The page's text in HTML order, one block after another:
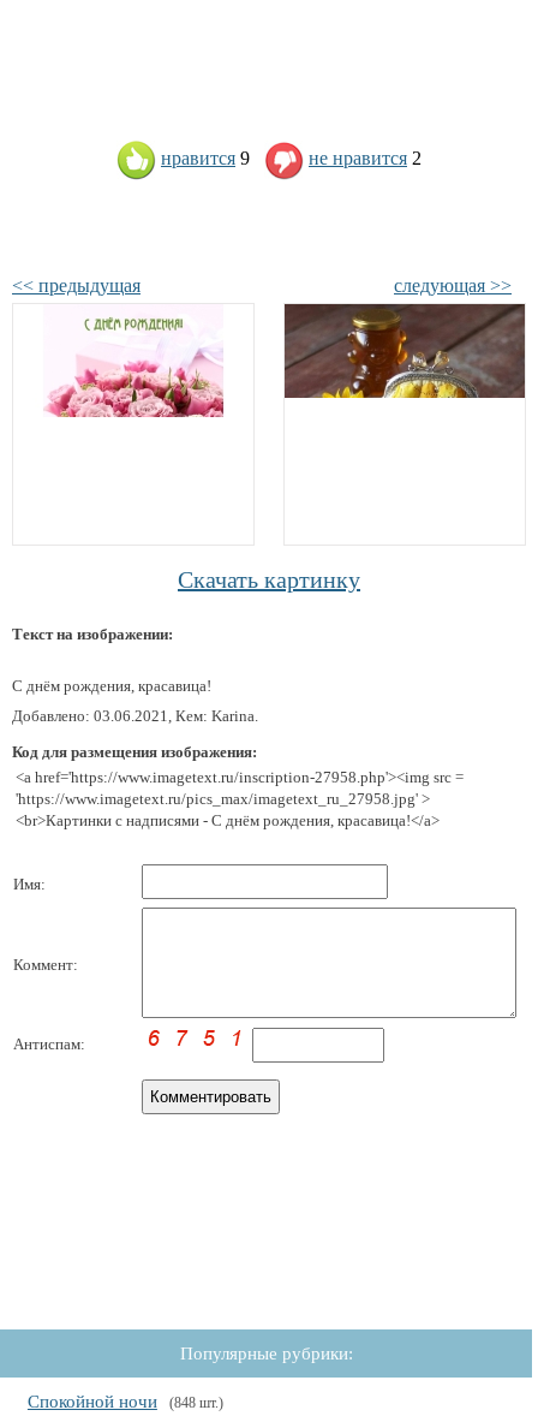
нравится 9 не нравится 2
<< предыдущая следующая >>
Скачать картинку
Текст на изображении:
С днём рождения, красавица!
Добавлено: 03.06.2021, Кем: Karina.
Код для размещения изображения:
<a href='https://www.imagetext.ru/inscription-27958.php'><img src =
'https://www.imagetext.ru/pics_max/imagetext_ru_27958.jpg' >
<br>Картинки с надписями - С днём рождения, красавица!</a>
Имя:
Коммент:
Антиспам:
Популярные рубрики:
Спокойной ночи (848 шт.)